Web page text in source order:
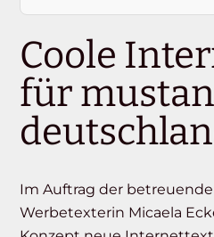
Coole
für
Im Auftrag der
Werbetexterin Micaela